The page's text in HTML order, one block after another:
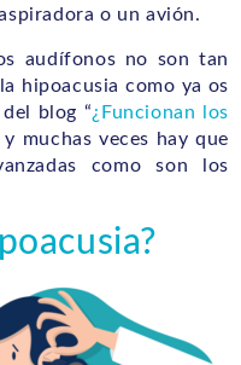
o un avión.
audífonos no son tan
hipoacusia como ya os
blog “¿Funcionan los
y muchas veces hay que
como son los